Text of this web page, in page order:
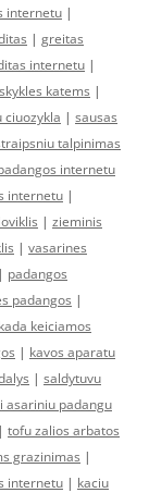
internetu |
| greitas
internetu |
katems |
ciuozykla | sausas
talpinimas
internetu
internetu |
| zieminis
| vasarines
| padangos
padangos |
keiciamos
| kavos aparatu
| saldytuvu
asariniu padangu
| tofu zalios arbatos
grazinimas |
internetu | kaciu